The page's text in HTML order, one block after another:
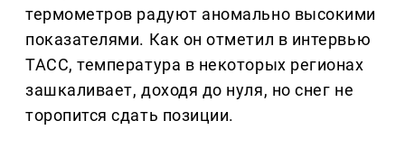
термометров радуют аномально высокими
показателями. Как он отметил в интервью
ТАСС, температура в некоторых регионах
зашкаливает, доходя до нуля, но снег не
торопится сдать позиции.